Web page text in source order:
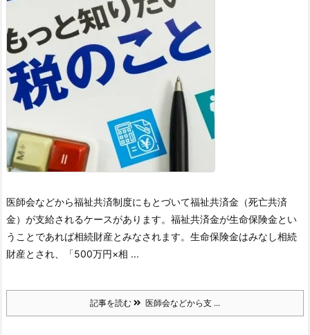
医師会などから福祉共済制度にもとづいて福祉共済金（死亡共済
金）が支給されるケースがあります。 福祉共済金が生命保険金とい
うことであれば相続財産とみなされます。 生命保険金はみなし相続
財産とされ、「500万円×相 ...
記事を読む 医師会などから支 ...